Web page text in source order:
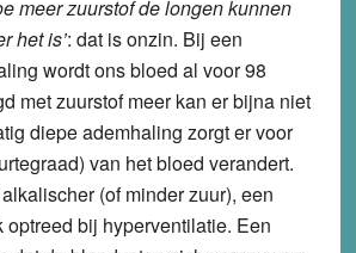
meer zuurstof de longen kunnen
het is’: dat is onzin. Bij een
wordt ons bloed al voor 98
met zuurstof meer kan er bijna niet
diepe ademhaling zorgt er voor
van het bloed verandert.
(of minder zuur), een
optreed bij hyperventilatie. Een